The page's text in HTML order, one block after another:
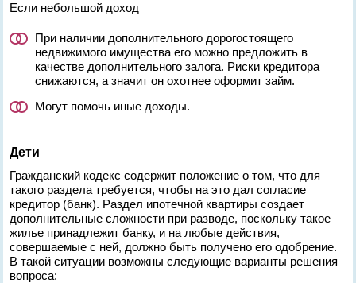
Если небольшой доход
При наличии дополнительного дорогостоящего
недвижимого имущества его можно предложить в
качестве дополнительного залога. Риски кредитора
снижаются, а значит он охотнее оформит займ.
Могут помочь иные доходы.
Дети
Гражданский кодекс содержит положение о том, что для
такого раздела требуется, чтобы на это дал согласие
кредитор (банк). Раздел ипотечной квартиры создает
дополнительные сложности при разводе, поскольку такое
жилье принадлежит банку, и на любые действия,
совершаемые с ней, должно быть получено его одобрение.
В такой ситуации возможны следующие варианты решения
вопроса: